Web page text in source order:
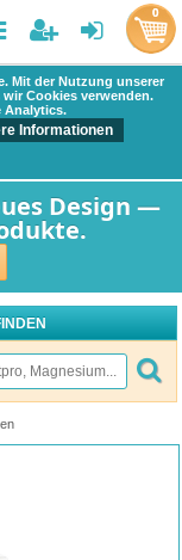
Mit der Nutzung unserer
Cookies verwenden.
Analytics.
Informationen
Design —
0